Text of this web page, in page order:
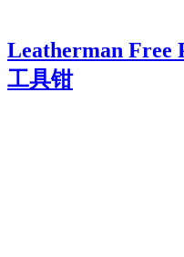
Leatherman Free
工具钳